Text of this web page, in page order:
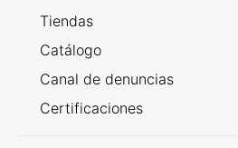
Tiendas
Catálogo
Canal de denuncias
Certificaciones